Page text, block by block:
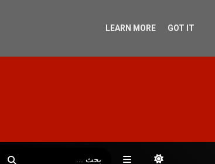
LEARN MORE GOT IT